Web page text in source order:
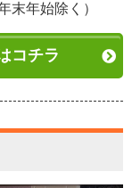
末年始除く）
コチラ